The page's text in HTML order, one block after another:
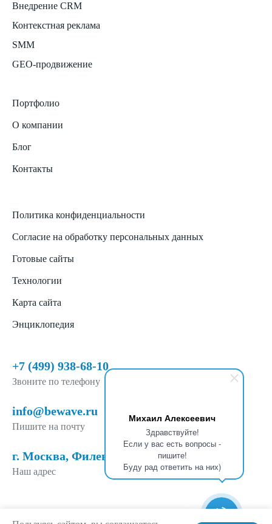
Михаил Алексеевич
Здравствуйте!
Если у вас есть вопросы -
пишите!
Буду рад ответить на них)
Внедрение CRM
Контекстная реклама
SMM
GEO-продвижение
Портфолио
О компании
Блог
Контакты
Политика конфиденциальности
Согласие на обработку персональных данных
Готовые сайты
Технологии
Карта сайта
Энциклопедия
+7 (499) 938-68-10
Звоните по телефону
info@bewave.ru
Пишите на почту
г. Москва, Филевский б-р, д. 6, п. 1
Наш адрес